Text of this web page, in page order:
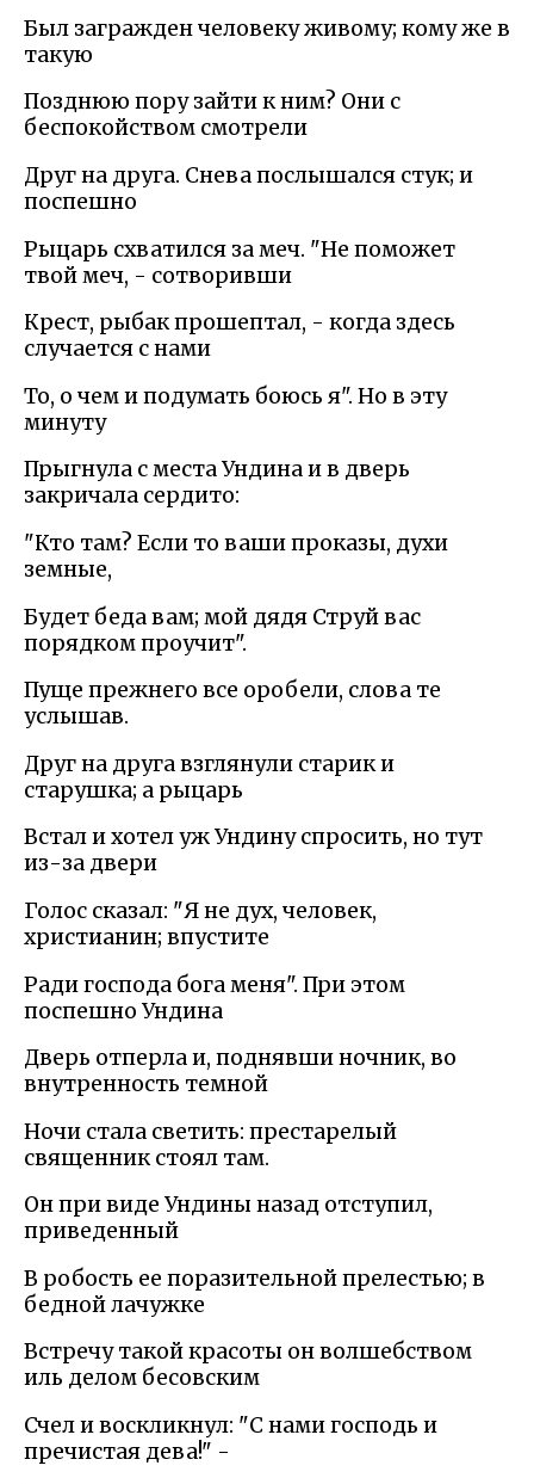
Был загражден человеку живому; кому же в
такую
Позднюю пору зайти к ним? Они с
беспокойством смотрели
Друг на друга. Снева послышался стук; и
поспешно
Рыцарь схватился за меч. "Не поможет
твой меч, - сотворивши
Крест, рыбак прошептал, - когда здесь
случается с нами
То, о чем и подумать боюсь я". Но в эту
минуту
Прыгнула с места Ундина и в дверь
закричала сердито:
"Кто там? Если то ваши проказы, духи
земные,
Будет беда вам; мой дядя Струй вас
порядком проучит".
Пуще прежнего все оробели, слова те
услышав.
Друг на друга взглянули старик и
старушка; а рыцарь
Встал и хотел уж Ундину спросить, но тут
из-за двери
Голос сказал: "Я не дух, человек,
христианин; впустите
Ради господа бога меня". При этом
поспешно Ундина
Дверь отперла и, поднявши ночник, во
внутренность темной
Ночи стала светить: престарелый
священник стоял там.
Он при виде Ундины назад отступил,
приведенный
В робость ее поразительной прелестью; в
бедной лачужке
Встречу такой красоты он волшебством
иль делом бесовским
Счел и воскликнул: "С нами господь и
пречистая дева!" -